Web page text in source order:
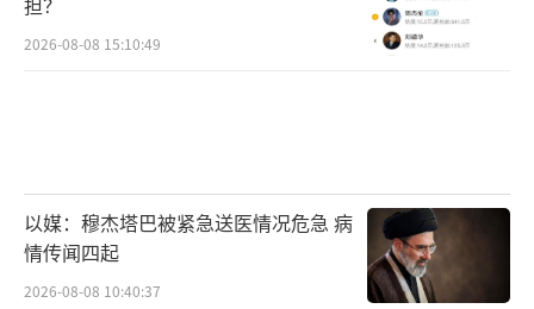
2026-08-08 15:10:49
以媒：穆杰塔巴被紧急送医情况危急 病
情传闻四起
2026-08-08 10:40:37